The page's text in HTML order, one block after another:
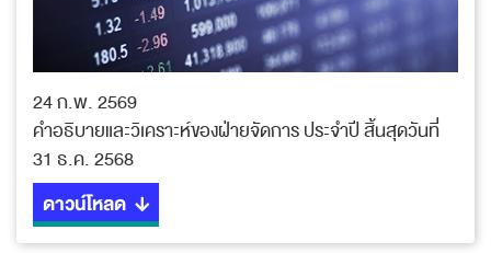
24 ก.พ. 2569
คำอธิบายและวิเคราะห์ของฝ่ายจัดการ ประจำปี สิ้นสุดวันที่
31 ธ.ค. 2568
ดาวน์โหลด